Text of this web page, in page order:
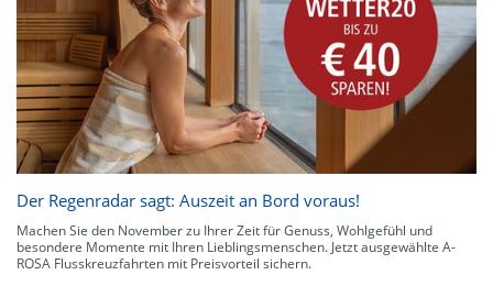
Der Regenradar sagt: Auszeit an Bord voraus!
Machen Sie den November zu Ihrer Zeit für Genuss, Wohlgefühl und
besondere Momente mit Ihren Lieblingsmenschen. Jetzt ausgewählte A-
ROSA Flusskreuzfahrten mit Preisvorteil sichern.